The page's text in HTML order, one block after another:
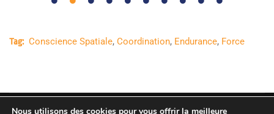
Tag: Conscience Spatiale, Coordination, Endurance, Force
Nous utilisons des cookies pour vous offrir la meilleure